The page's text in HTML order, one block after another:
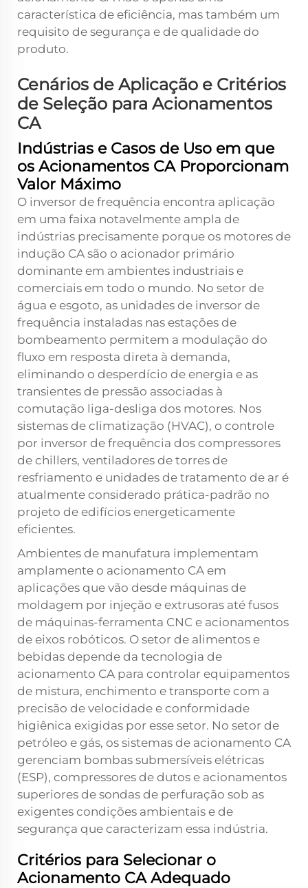
característica de eficiência, mas também um
requisito de segurança e de qualidade do
produto.
Cenários de Aplicação e Critérios
de Seleção para Acionamentos
CA
Indústrias e Casos de Uso em que
os Acionamentos CA Proporcionam
Valor Máximo
O inversor de frequência encontra aplicação
em uma faixa notavelmente ampla de
indústrias precisamente porque os motores de
indução CA são o acionador primário
dominante em ambientes industriais e
comerciais em todo o mundo. No setor de
água e esgoto, as unidades de inversor de
frequência instaladas nas estações de
bombeamento permitem a modulação do
fluxo em resposta direta à demanda,
eliminando o desperdício de energia e as
transientes de pressão associadas à
comutação liga-desliga dos motores. Nos
sistemas de climatização (HVAC), o controle
por inversor de frequência dos compressores
de chillers, ventiladores de torres de
resfriamento e unidades de tratamento de ar é
atualmente considerado prática-padrão no
projeto de edifícios energeticamente
eficientes.
Ambientes de manufatura implementam
amplamente o acionamento CA em
aplicações que vão desde máquinas de
moldagem por injeção e extrusoras até fusos
de máquinas-ferramenta CNC e acionamentos
de eixos robóticos. O setor de alimentos e
bebidas depende da tecnologia de
acionamento CA para controlar equipamentos
de mistura, enchimento e transporte com a
precisão de velocidade e conformidade
higiênica exigidas por esse setor. No setor de
petróleo e gás, os sistemas de acionamento CA
gerenciam bombas submersíveis elétricas
(ESP), compressores de dutos e acionamentos
superiores de sondas de perfuração sob as
exigentes condições ambientais e de
segurança que caracterizam essa indústria.
Critérios para Selecionar o
Acionamento CA Adequado